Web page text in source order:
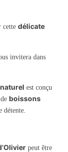
cette délicate
invitera dans
est conçu
boissons
détente.
peut être